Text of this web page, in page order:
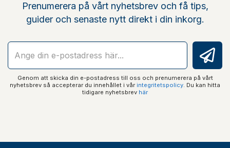
Prenumerera på vårt nyhetsbrev och få tips,
guider och senaste nytt direkt i din inkorg.
Genom att skicka din e-postadress till oss och prenumerera på vårt
nyhetsbrev så accepterar du innehållet i vår integritetspolicy. Du kan hitta
tidigare nyhetsbrev här